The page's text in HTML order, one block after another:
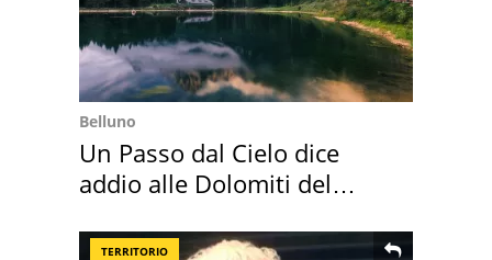
Belluno
Un Passo dal Cielo dice
addio alle Dolomiti del
TERRITORIO